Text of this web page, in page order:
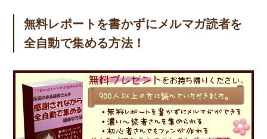
無料レポートを書かずにメルマガ読者を
全自動で集める方法！